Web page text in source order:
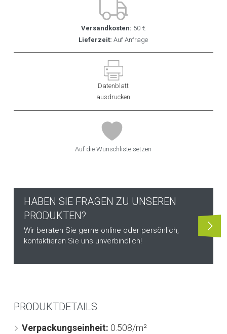
Versandkosten: 50 €
Lieferzeit: Auf Anfrage
Datenblatt
ausdrucken
Auf die Wunschliste setzen
HABEN SIE FRAGEN ZU UNSEREN
PRODUKTEN?
Wir beraten Sie gerne online oder persönlich,
kontaktieren Sie uns unverbindlich!
PRODUKTDETAILS
Verpackungseinheit: 0.508/m²